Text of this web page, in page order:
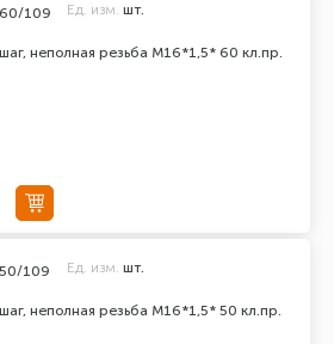
неполная резьба M16*1,5* 60 кл.пр.
109 Ед. изм. шт.
неполная резьба M16*1,5* 50 кл.пр.
109 Ед. изм. шт.